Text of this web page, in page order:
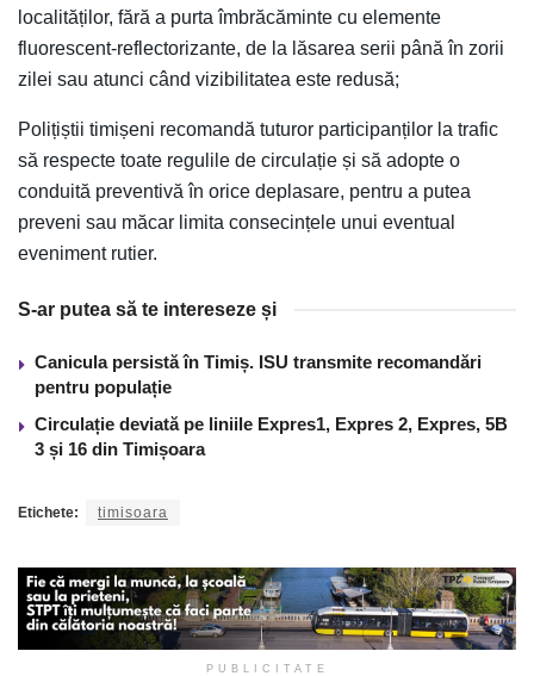
localităților, fără a purta îmbrăcăminte cu elemente
fluorescent-reflectorizante, de la lăsarea serii până în zorii
zilei sau atunci când vizibilitatea este redusă;
Polițiștii timișeni recomandă tuturor participanților la trafic
să respecte toate regulile de circulație și să adopte o
conduită preventivă în orice deplasare, pentru a putea
preveni sau măcar limita consecințele unui eventual
eveniment rutier.
S-ar putea să te intereseze și
Canicula persistă în Timiș. ISU transmite recomandări
pentru populație
Circulație deviată pe liniile Expres1, Expres 2, Expres, 5B
3 și 16 din Timișoara
Etichete: timisoara
PUBLICITATE